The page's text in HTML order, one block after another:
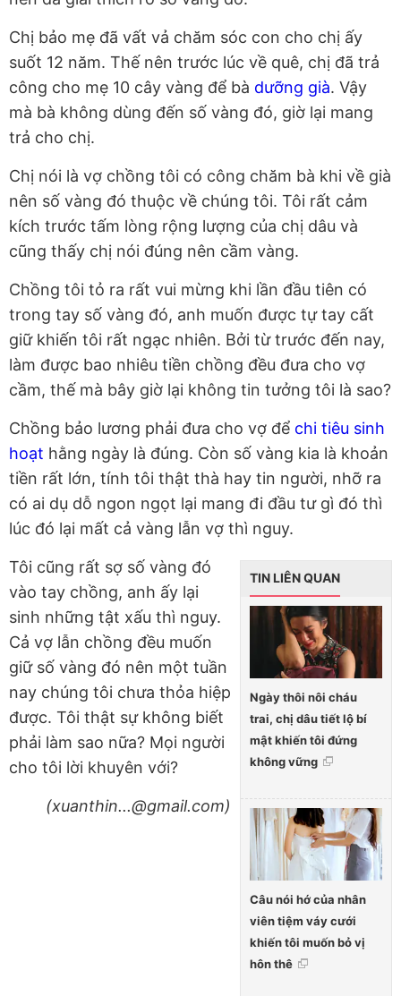
Chị bảo mẹ đã vất vả chăm sóc con cho chị ấy
suốt 12 năm. Thế nên trước lúc về quê, chị đã trả
công cho mẹ 10 cây vàng để bà dưỡng già. Vậy
mà bà không dùng đến số vàng đó, giờ lại mang
trả cho chị.
Chị nói là vợ chồng tôi có công chăm bà khi về già
nên số vàng đó thuộc về chúng tôi. Tôi rất cảm
kích trước tấm lòng rộng lượng của chị dâu và
cũng thấy chị nói đúng nên cầm vàng.
Chồng tôi tỏ ra rất vui mừng khi lần đầu tiên có
trong tay số vàng đó, anh muốn được tự tay cất
giữ khiến tôi rất ngạc nhiên. Bởi từ trước đến nay,
làm được bao nhiêu tiền chồng đều đưa cho vợ
cầm, thế mà bây giờ lại không tin tưởng tôi là sao?
Chồng bảo lương phải đưa cho vợ để chi tiêu sinh
hoạt hằng ngày là đúng. Còn số vàng kia là khoản
tiền rất lớn, tính tôi thật thà hay tin người, nhỡ ra
có ai dụ dỗ ngon ngọt lại mang đi đầu tư gì đó thì
lúc đó lại mất cả vàng lẫn vợ thì nguy.
TIN LIÊN QUAN
Ngày thôi nôi cháu
trai, chị dâu tiết lộ bí
mật khiến tôi đứng
không vững
Câu nói hớ của nhân
viên tiệm váy cưới
khiến tôi muốn bỏ vị
hôn thê
Tôi cũng rất sợ số vàng đó
vào tay chồng, anh ấy lại
sinh những tật xấu thì nguy.
Cả vợ lẫn chồng đều muốn
giữ số vàng đó nên một tuần
nay chúng tôi chưa thỏa hiệp
được. Tôi thật sự không biết
phải làm sao nữa? Mọi người
cho tôi lời khuyên với?
(xuanthin...@gmail.com)